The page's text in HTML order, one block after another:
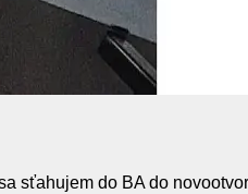
sťahujem do BA do